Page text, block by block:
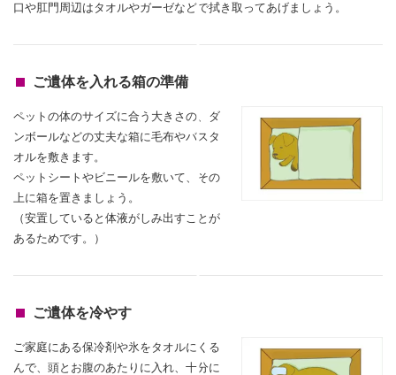
口や肛門周辺はタオルやガーゼなどで拭き取ってあげましょう。
ご遺体を入れる箱の準備
ペットの体のサイズに合う大きさの、ダ
ンボールなどの丈夫な箱に毛布やバスタ
オルを敷きます。
ペットシートやビニールを敷いて、その
上に箱を置きましょう。
（安置していると体液がしみ出すことが
あるためです。）
ご遺体を冷やす
ご家庭にある保冷剤や氷をタオルにくる
んで、頭とお腹のあたりに入れ、 十分に